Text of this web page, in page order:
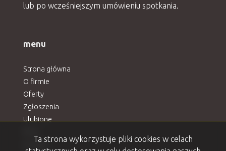
lub po wcześniejszym umówieniu spotkania.
menu
Strona główna
O firmie
Oferty
Zgłoszenia
Ulubione
Kontakt
Ta strona wykorzystuje pliki cookies w celach